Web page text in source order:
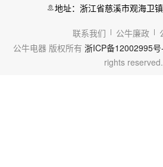
地址：浙江省慈溪市观海卫
联系我们 公牛廉政
公牛电器 版权所有 浙ICP备12002995号
rights reserved.